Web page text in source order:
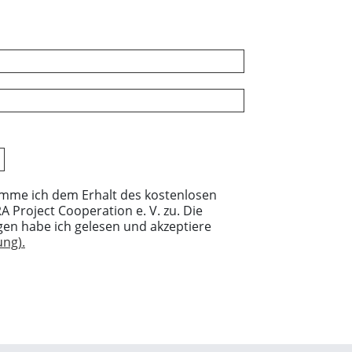
ich dem Erhalt des kostenlosen
Project Cooperation e. V. zu. Die
habe ich gelesen und akzeptiere